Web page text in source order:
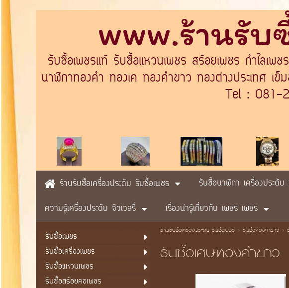
www.ร้านรับ
รับซื้อเพชรแท้ รับซื้อแหวนเพชร สร้อยเพชร กำไลเพ
นาฬิกาทองคำ ทองเค ทองคำขาว ทองต่างประเทศ เ
Tel : 081-
ร้านรับซื้อเครื่องประดับ รับซื้อเพชร รับซื้อนาฬิกา เครื่องประดับ
ความรู้เครื่องประดับ จิวเวลรี่
เรื่องน่ารู้เกี่ยวกับ เพชร เพชร
รับซื้อเพชร
รับซื้อเครื่องเพชร
รับซื้อแหวนเพชร
รับซื้อสร้อยคอเพชร
ร้านรับซื้อเครื่องประดับ รับซื้อเพชร> รับซื้อทองคำขาว>
รับซื้อเศษทองคำขาว